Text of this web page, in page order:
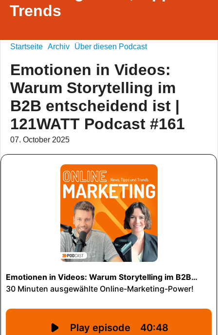
Trends
Startseite Archiv Über diesen Podcast
Emotionen in Videos:
Warum Storytelling im
B2B entscheidend ist |
121WATT Podcast #161
07. October 2025